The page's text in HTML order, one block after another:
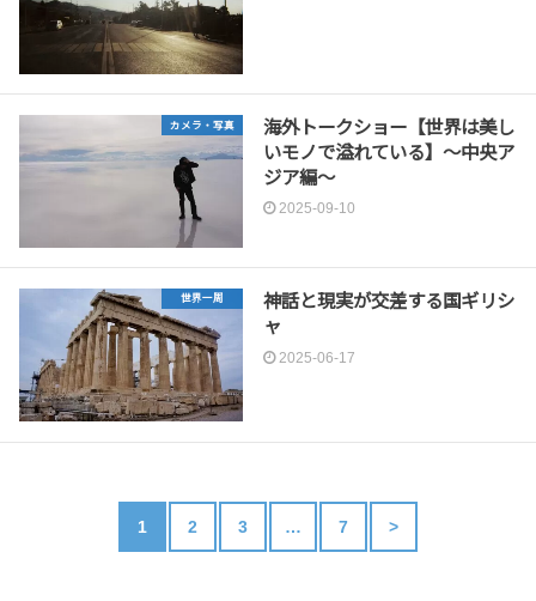
カメラ・写真
海外トークショー【世界は美し
いモノで溢れている】〜中央ア
ジア編〜
2025-09-10
世界一周
神話と現実が交差する国ギリシ
ャ
2025-06-17
1 2 3 … 7 >